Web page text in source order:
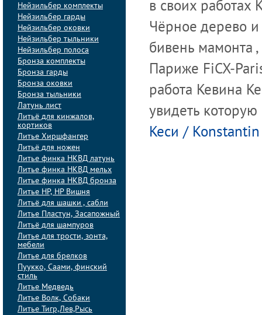
Нейзильбер комплекты
Нейзильбер гарды
Нейзильбер оковки
Нейзильбер тыльники
Нейзильбер полоса
Бронза комплекты
Бронза гарды
Бронза оковки
Бронза тыльники
Латунь лист
Литьё для кинжалов,
кортиков
Литье Хиршфангер
Литьё для ножен
Литье финка НКВД латунь
Литье финка НКВД мельх
Литье финка НКВД бронза
Литье НР, НР Вишня
Литьё для шашки , сабли
Литье Пластун, Засапожный
Литьё для шампуров
Литье для трости, зонта,
мебели
Литье для брелков
Пуукко, Саами, финский
стиль
Литье Медведь
Литье Волк, Собаки
Литье Тигр,Лев,Рысь
в своих работах
Чёрное дерево и
бивень мамонта
Париже FiCX-
работа Кевина
увидеть
Кеси / Konstantin